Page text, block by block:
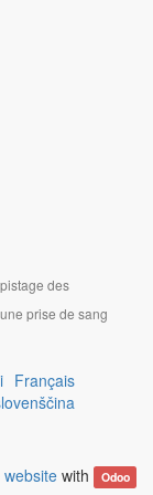
des
prise de sang
Français
websitewith Odoo